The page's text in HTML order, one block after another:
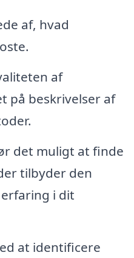
af, hvad
af
på beskrivelser af
det muligt at finde
tilbyder den
i dit
at identificere